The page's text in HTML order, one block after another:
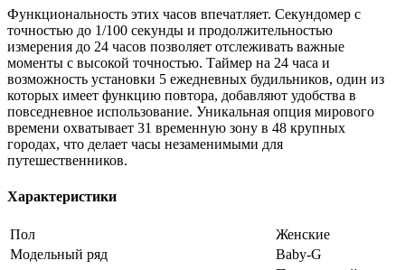
Функциональность этих часов впечатляет. Секундомер с
точностью до 1/100 секунды и продолжительностью
измерения до 24 часов позволяет отслеживать важные
моменты с высокой точностью. Таймер на 24 часа и
возможность установки 5 ежедневных будильников, один из
которых имеет функцию повтора, добавляют удобства в
повседневное использование. Уникальная опция мирового
времени охватывает 31 временную зону в 48 крупных
городах, что делает часы незаменимыми для
путешественников.
Характеристики
Пол
Женские
Модельный ряд
Baby-G